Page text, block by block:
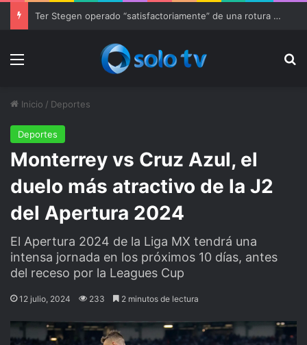
Ter Stegen operado “satisfactoriamente” de una rotura completa del tendón rotuliano
Menu
Inicio / Deportes
Deportes
Monterrey vs Cruz Azul, el
duelo más atractivo de la J2
del Apertura 2024
El Apertura 2024 de la Liga MX tendrá una
intensa jornada en los próximos 10 días, antes
del receso por la Leagues Cup
12 julio, 2024 233 2 minutos de lectura